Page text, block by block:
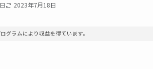
2023年7月18日
グラムにより収益を得ています。